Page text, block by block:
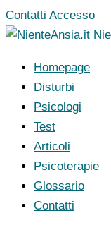
Vai
al
Contatti Accesso
Homepage
Disturbi
Psicologi
Test
Articoli
Psicoterapie
Glossario
Contatti